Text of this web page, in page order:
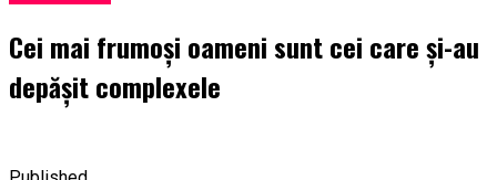
Cei mai frumoși oameni sunt cei care și-au
depășit complexele